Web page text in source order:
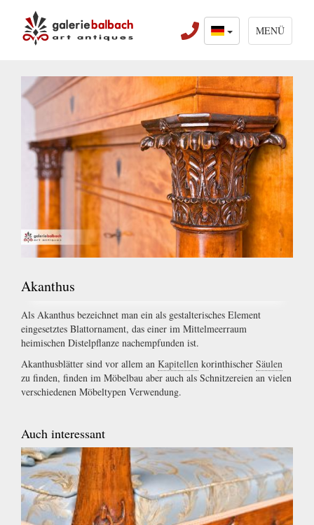
MENÜ
Akanthus
Als Akanthus bezeichnet man ein als gestalterisches Element
eingesetztes Blattornament, das einer im Mittelmeerraum
heimischen Distelpflanze nachempfunden ist.
Akanthusblätter sind vor allem an Kapitellen korinthischer Säulen
zu finden, finden im Möbelbau aber auch als Schnitzereien an vielen
verschiedenen Möbeltypen Verwendung.
Auch interessant